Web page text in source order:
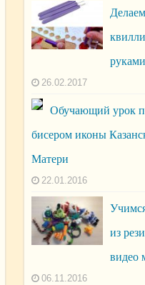
руками
26.02.2017
Обучающий урок
бисером иконы
Матери
22.01.2016
из
видео
06.11.2016